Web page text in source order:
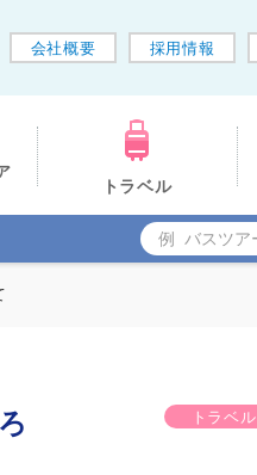
会社概要 採用情報
トラベル
トラベル